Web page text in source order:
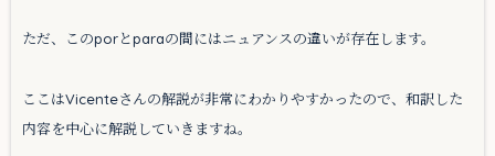
ただ、このporとparaの間にはニュアンスの違いが存在します。
ここはVicenteさんの解説が非常にわかりやすかったので、和訳した
内容を中心に解説していきますね。